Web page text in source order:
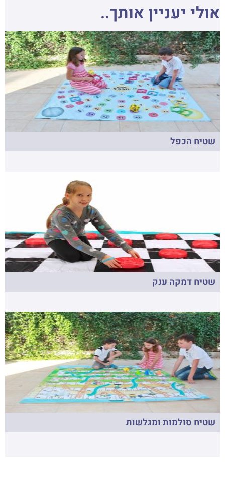
אולי יעניין אותך..
שטיח הכפל
שטיח דמקה ענק
שטיח סולמות ומגלשות